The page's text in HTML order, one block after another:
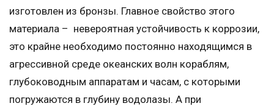
изготовлен из бронзы. Главное свойство этого
материала – невероятная устойчивость к коррозии,
это крайне необходимо постоянно находящимся в
агрессивной среде океанских волн кораблям,
глубоководным аппаратам и часам, с которыми
погружаются в глубину водолазы. А при